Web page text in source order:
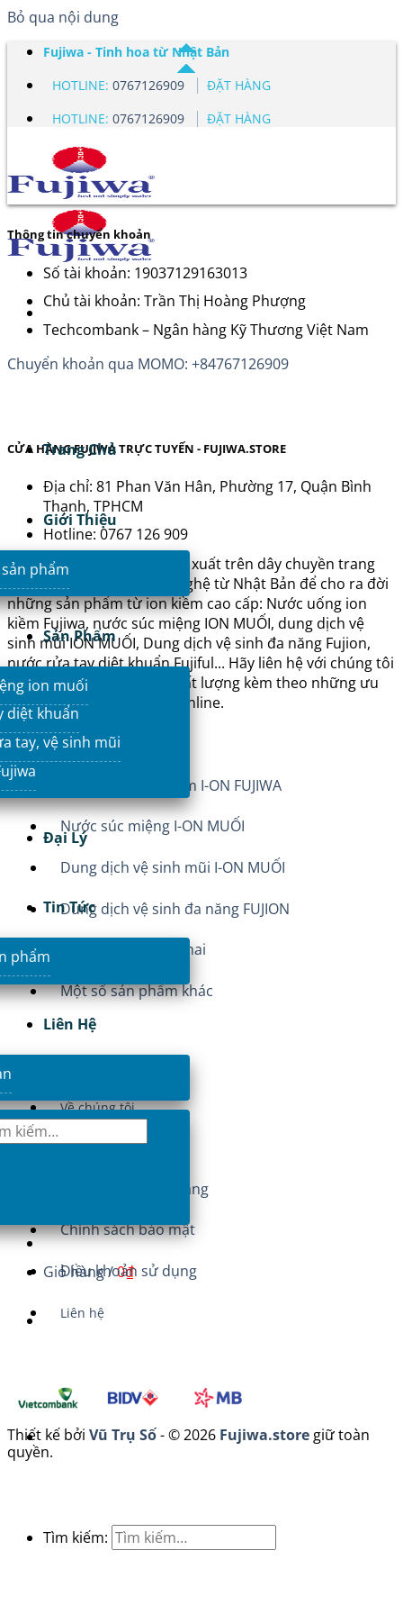
Bỏ qua nội dung
Fujiwa - Tinh hoa từ Nhật Bản
HOTLINE: 0767126909 ĐẶT HÀNG
HOTLINE: 0767126909 ĐẶT HÀNG
Trang Chủ
Giới Thiệu
phẩm
Sản Phẩm
ion muối
diệt khuẩn
tay, vệ sinh mũi
Đại Lý
Tin Tức
phẩm
Liên Hệ
Giỏ hàng /0₫
Thông tin chuyển khoản
Số tài khoản: 19037129163013
Chủ tài khoản: Trần Thị Hoàng Phượng
Techcombank – Ngân hàng Kỹ Thương Việt Nam
Chuyển khoản qua MOMO: +84767126909
CỬA HÀNG FUJIWA TRỰC TUYẾN - FUJIWA.STORE
Địa chỉ: 81 Phan Văn Hân, Phường 17, Quận Bình
Thạnh, TPHCM
Hotline: 0767 126 909
Sản phẩm Fujiwa được sản xuất trên dây chuyền trang
thiết bị tự động với công nghệ từ Nhật Bản để cho ra đời
những sản phẩm từ ion kiềm cao cấp: Nước uống ion
kiềm Fujiwa, nước súc miệng ION MUỐI, dung dịch vệ
sinh mũi ION MUỐI, Dung dịch vệ sinh đa năng Fujion,
nước rửa tay diệt khuẩn Fujiful... Hãy liên hệ với chúng tôi
để có những sản phẩm chất lượng kèm theo những ưu
đãi hấp dẫn khi đặt hàng online.
SẢN PHẨM CỦA FUJIWA
Nước uống ion kiềm I-ON FUJIWA
Nước súc miệng I-ON MUỐI
Dung dịch vệ sinh mũi I-ON MUỐI
Dung dịch vệ sinh đa năng FUJION
Nước uống đóng chai
Một số sản phẩm khác
Về chúng tôi
Khuyến mãi
Hướng dẫn mua hàng
Chính sách bảo mật
Điều khoản sử dụng
Liên hệ
Thiết kế bởi Vũ Trụ Số- © 2026 Fujiwa.store giữ toàn
quyền.
Tìm kiếm: